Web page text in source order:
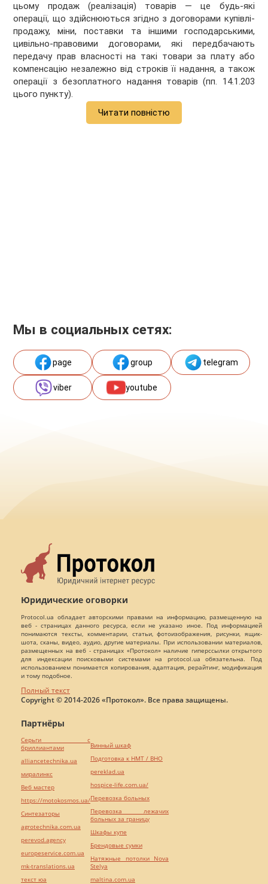
цьому продаж (реалізація) товарів — це будь-які
операції, що здійснюються згідно з договорами купівлі-
продажу, міни, поставки та іншими господарськими,
цивільно-правовими договорами, які передбачають
передачу прав власності на такі товари за плату або
компенсацію незалежно від строків її надання, а також
операції з безоплатного надання товарів (пп. 14.1.203
цього пункту).
Читати повністю
Мы в социальных сетях:
page group telegram
viber youtube
Юридические оговорки
Protocol.ua обладает авторскими правами на информацию, размещенную на
веб - страницах данного ресурса, если не указано иное. Под информацией
понимаются тексты, комментарии, статьи, фотоизображения, рисунки, ящик-
шота, сканы, видео, аудио, другие материалы. При использовании материалов,
размещенных на веб - страницах «Протокол» наличие гиперссылки открытого
для индексации поисковыми системами на protocol.ua обязательна. Под
использованием понимается копирования, адаптация, рерайтинг, модификация
и тому подобное.
Полный текст
Copyright © 2014-2026 «Протокол». Все права защищены.
Партнёры
Серьги с
бриллиантами
alliancetechnika.ua
миралинкс
Веб мастер
https://motokosmos.ua/
Синтезаторы
agrotechnika.com.ua
perevod.agency
europeservice.com.ua
mk-translations.ua
текст юа
Винный шкаф
Подготовка к НМТ / ВНО
pereklad.ua
hospice-life.com.ua/
Перевозка больных
Перевозка лежачих
больных за границу
Шкафы купе
Брендовые сумки
Натяжные потолки Nova
Stelya
maltina.com.ua